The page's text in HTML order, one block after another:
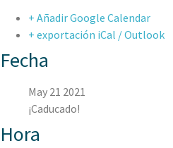
+ Añadir Google Calendar
+ exportación iCal / Outlook
Fecha
May 21 2021
¡Caducado!
Hora